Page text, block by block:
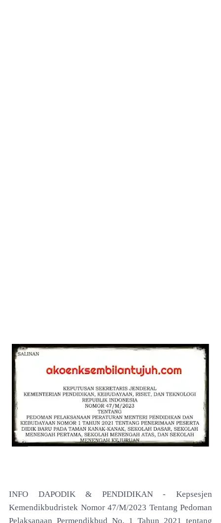
INFO DAPODIK & PENDIDIKAN - Kepsesjen
Kemendikbudristek Nomor 47/M/2023 Tentang Pedoman
Pelaksanaan Permendikbud No. 1 Tahun 2021 tentang